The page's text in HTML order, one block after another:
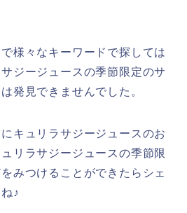
様々なキーワードで探しては
ジージュースの季節限定のサ
発見できませんでした。
キュリラサジージュースのお
リラサジージュースの季節限
みつけることができたらシェ
♪